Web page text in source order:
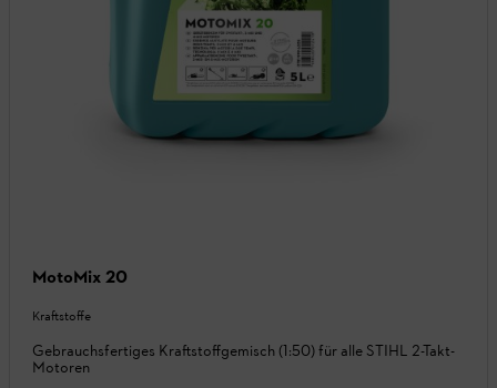
MotoMix 20
Kraftstoffe
Gebrauchsfertiges Kraftstoffgemisch (1:50) für alle STIHL 2-Takt-
Motoren